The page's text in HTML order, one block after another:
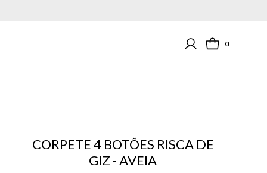
0
CORPETE 4 BOTÕES RISCA DE
GIZ - AVEIA